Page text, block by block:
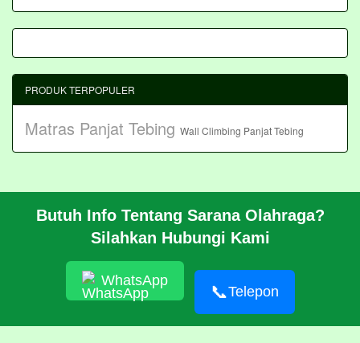
Butuh Info Tentang Sarana Olahraga?
Silahkan Hubungi Kami
WhatsApp
📞Telepon
PRODUK TERPOPULER
Matras Panjat Tebing Wall Climbing Panjat Tebing
CARA PESAN
HUBUNGI KAMI
Pembangunan Wall Climbing Di PPLP Banten
© 2026 https://akasahadventure.com/